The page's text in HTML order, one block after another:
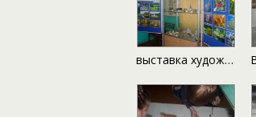
выставка художественного отделения ДШИ